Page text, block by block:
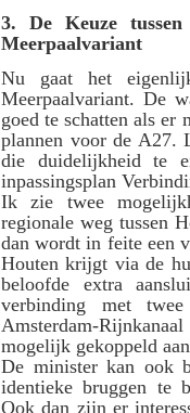
3. De Keuze
Meerpaalvariant
Nu gaat het
Meerpaalvariant. De
goed te schatten als er
plannen voor de A27.
die duidelijkheid te
inpassingsplan
Ik zie twee
regionale weg tussen
dan wordt in feite een
Houten krijgt via de
beloofde extra
verbinding met
Amsterdam-
mogelijk gekoppeld
De minister kan ook
identieke bruggen te
Ook dan zijn er